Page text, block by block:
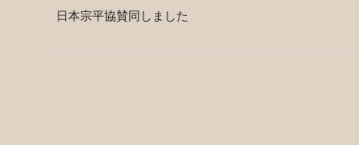
日本宗平協賛同しました